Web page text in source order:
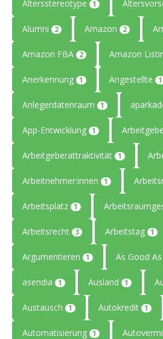
Altersstereotype 1
Alumni 2 Amazon 2
Amazon FBA 2 Amazon
Anerkennung 1 Angestellte 1
Anlegerdatenraum 1
App-Entwicklung 1
Arbeitgeberattraktivität 1
Arbeitnehmer:innen 1
Arbeitsplatz 1
Arbeitsrecht 3 Arbeitstag 1
Argumentieren 1 As Good
asendia 1 Ausland 1
Austausch 1 Autokredit 1
Automatisierung 1